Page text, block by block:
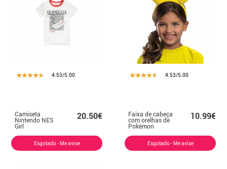
4.53/5.00
Camiseta
Nintendo NES
Girl
20.50€
Esgotado - Me avise
4.53/5.00
Faixa de cabeça
com orelhas de
Pokémon
crianças
10.99€
Esgotado - Me avise